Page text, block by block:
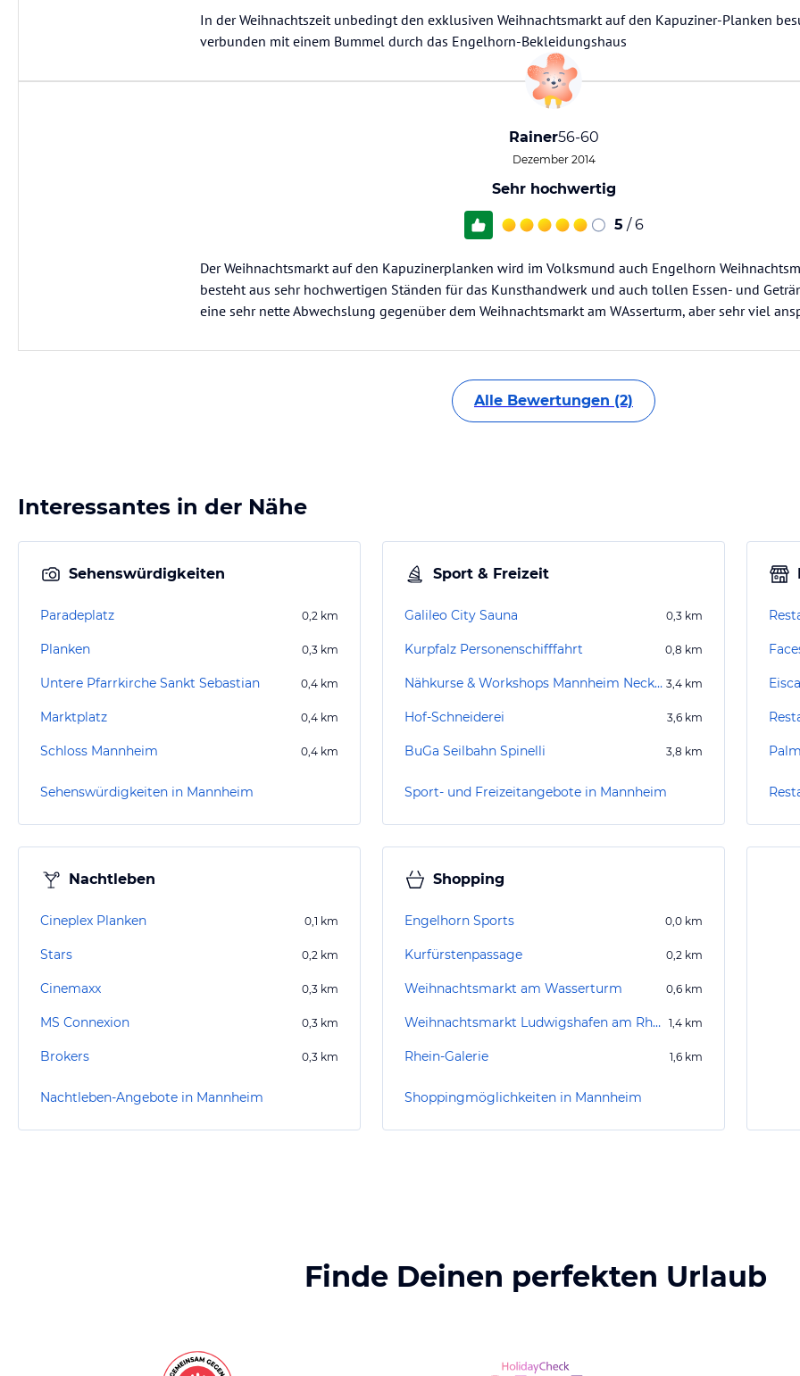
In der Weihnachtszeit unbedingt den exklusiven Weihnachtsmarkt auf den Kapuziner-Planken
verbunden mit einem Bummel durch das Engelhorn-Bekleidungshaus
Rainer56-60
Dezember 2014
Sehr hochwertig
5 / 6
Der Weihnachtsmarkt auf den Kapuzinerplanken wird im Volksmund auch Engelhorn
besteht aus sehr hochwertigen Ständen für das Kunsthandwerk und auch tollen Essen- und
eine sehr nette Abwechslung gegenüber dem Weihnachtsmarkt am WAsserturm, aber sehr viel
Alle Bewertungen (2)
Interessantes in der Nähe
Sehenswürdigkeiten
Paradeplatz 0,2 km
Planken 0,3 km
Untere Pfarrkirche Sankt Sebastian 0,4 km
Marktplatz 0,4 km
Schloss Mannheim 0,4 km
Sehenswürdigkeiten in Mannheim
Sport & Freizeit
Galileo City Sauna 0,3 km
Kurpfalz Personenschifffahrt 0,8 km
Nähkurse & Workshops Mannheim Neckarau 3,4 km
Hof-Schneiderei 3,6 km
BuGa Seilbahn Spinelli 3,8 km
Sport- und Freizeitangebote in Mannheim
Nachtleben
Cineplex Planken 0,1 km
Stars 0,2 km
Cinemaxx 0,3 km
MS Connexion 0,3 km
Brokers 0,3 km
Nachtleben-Angebote in Mannheim
Shopping
Engelhorn Sports 0,0 km
Kurfürstenpassage 0,2 km
Weihnachtsmarkt am Wasserturm 0,6 km
Weihnachtsmarkt Ludwigshafen am Rhein 1,4 km
Rhein-Galerie 1,6 km
Shoppingmöglichkeiten in Mannheim
Finde Deinen perfekten Urlaub